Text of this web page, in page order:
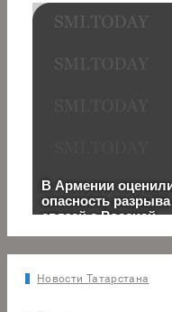
Новости Татарстана